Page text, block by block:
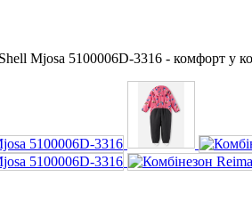
Mjosa 5100006D-3316 - комфорт у